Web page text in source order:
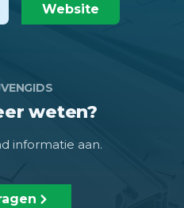
Website
weten?
informatie aan.